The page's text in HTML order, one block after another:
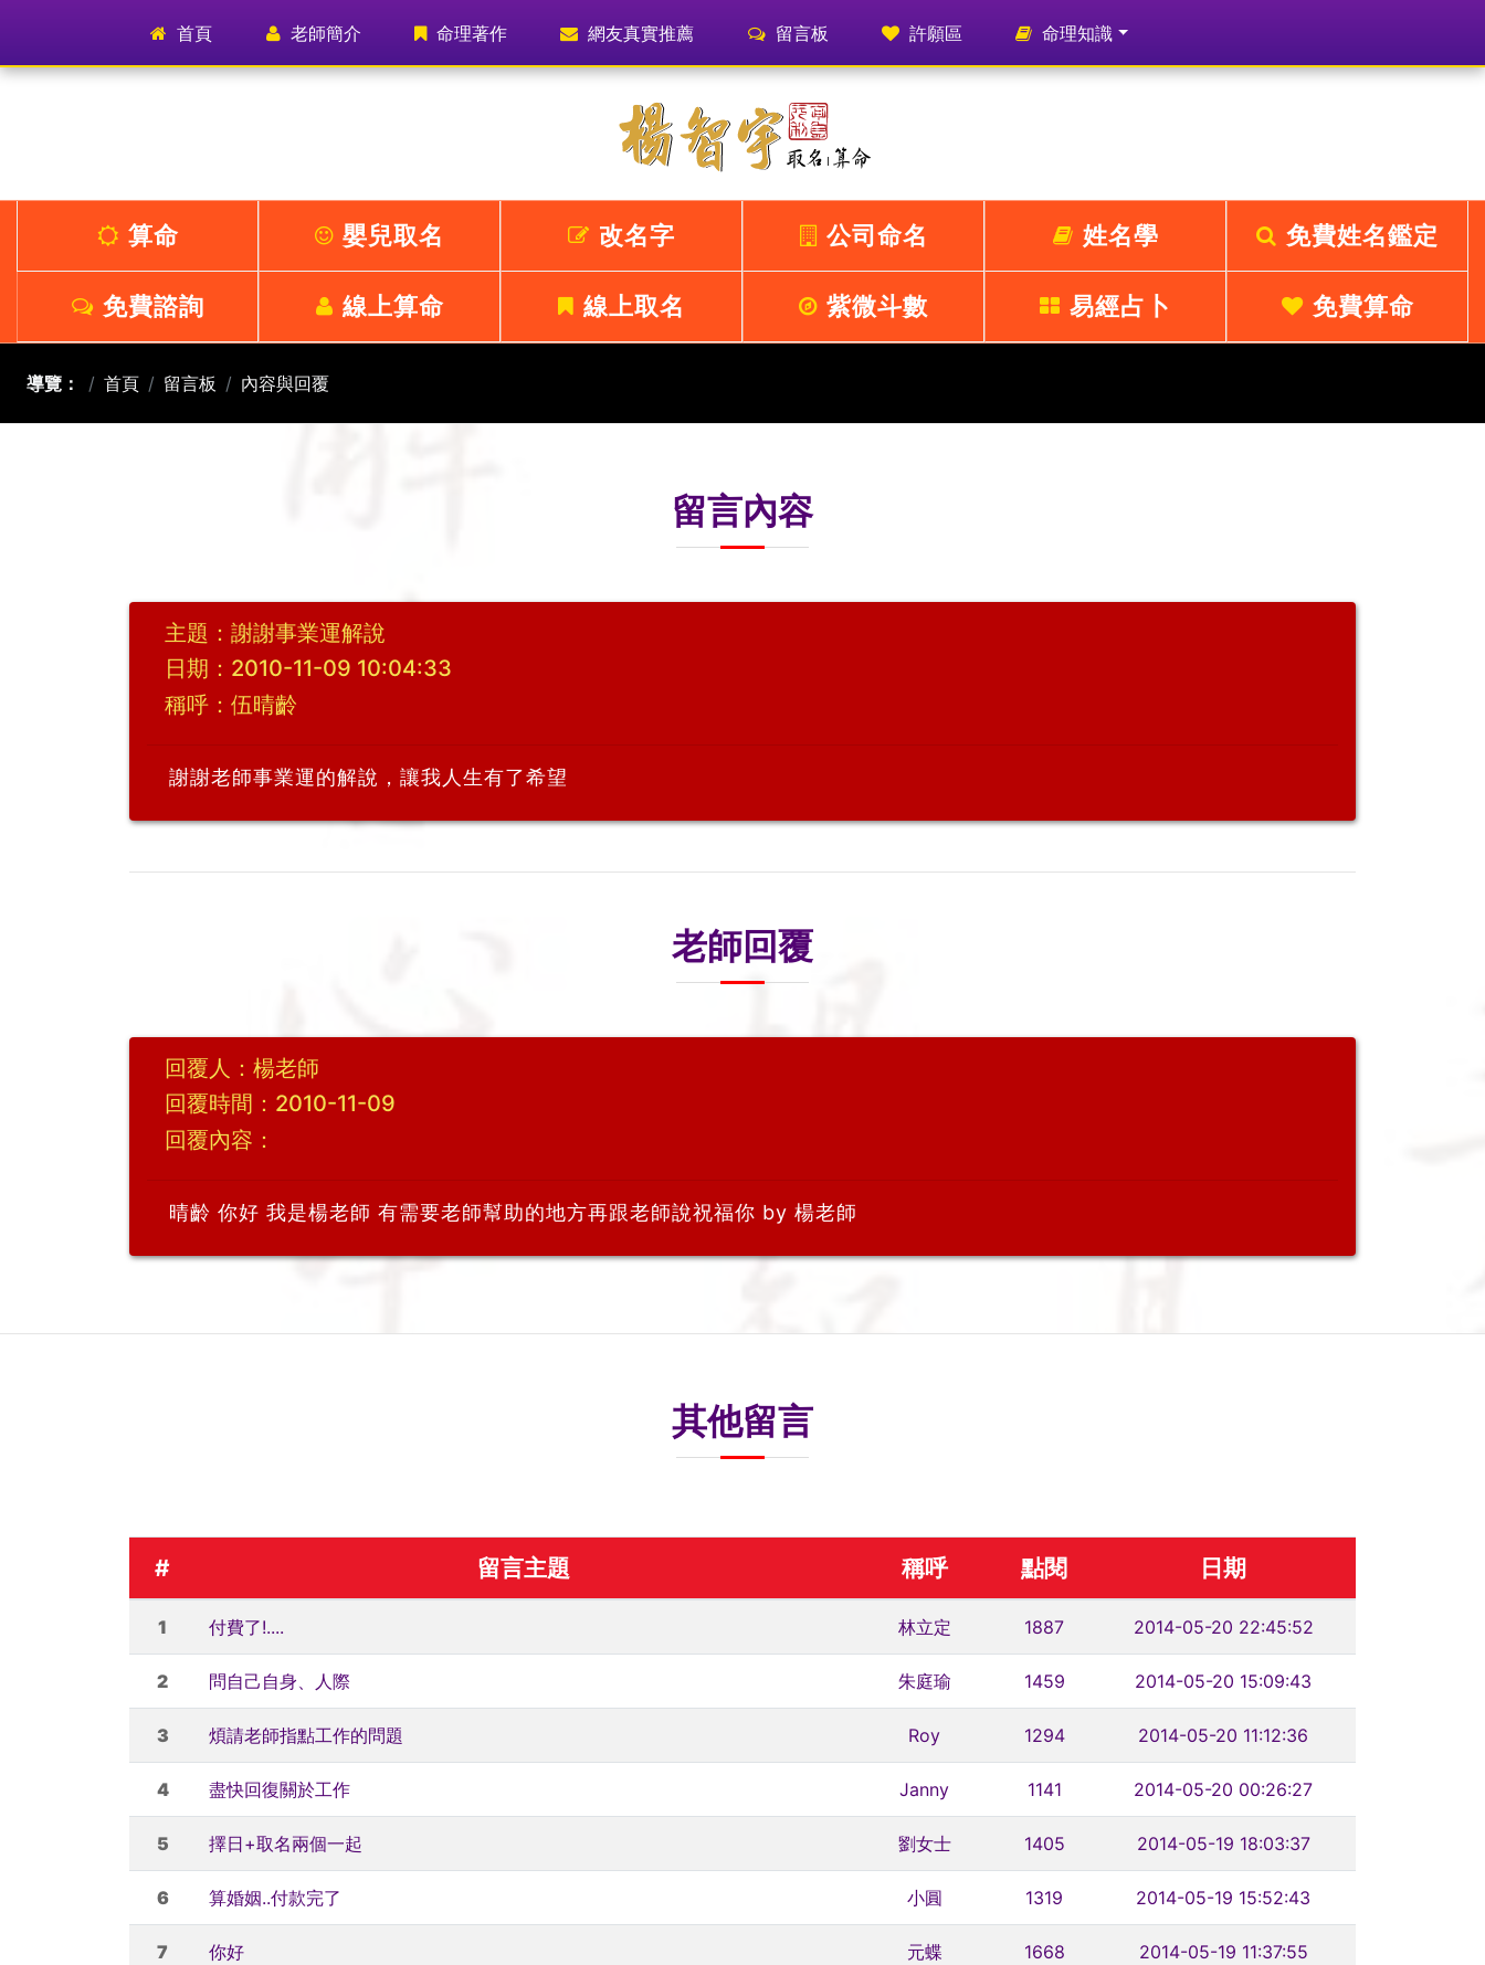
首頁 (current) 老師簡介 命理著作 網友真實推薦 留言板 許願區 命理知識
算命 嬰兒取名 改名字 公司命名 姓名學 免費姓名鑑定
免費諮詢 線上算命 線上取名 紫微斗數 易經占卜 免費算命
導覽： 首頁 留言板 內容與回覆
留言內容
主題：謝謝事業運解說
日期：2010-11-09 10:04:33
稱呼：伍晴齡
謝謝老師事業運的解說，讓我人生有了希望
老師回覆
回覆人：楊老師
回覆時間：2010-11-09
回覆內容：
晴齡 你好 我是楊老師 有需要老師幫助的地方再跟老師說祝福你 by 楊老師
其他留言
# 留言主題 稱呼 點閱 日期
1 付費了!.... 林立定 1887 2014-05-20 22:45:52
2 問自己自身、人際 朱庭瑜 1459 2014-05-20 15:09:43
3 煩請老師指點工作的問題 Roy 1294 2014-05-20 11:12:36
4 盡快回復關於工作 Janny 1141 2014-05-20 00:26:27
5 擇日+取名兩個一起 劉女士 1405 2014-05-19 18:03:37
6 算婚姻..付款完了 小圓 1319 2014-05-19 15:52:43
7 你好 元蝶 1668 2014-05-19 11:37:55